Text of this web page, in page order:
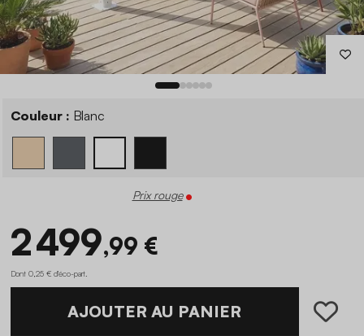
Couleur : Blanc
Prix rouge
2 499,99 €
Dont 0,25 € d'éco-part
AJOUTER AU PANIER